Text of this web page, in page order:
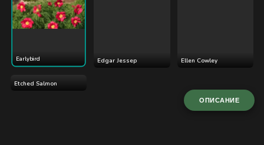
Earlybird Edgar Jessep Ellen Cowley
Etched Salmon
ОПИСАНИЕ